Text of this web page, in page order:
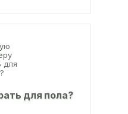
для пола?